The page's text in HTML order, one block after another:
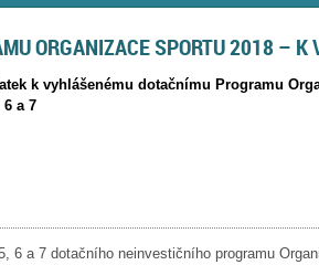
ORGANIZACE SPORTU 2018 –
k vyhlášenému dotačnímu Programu
6 a 7
6 a 7 dotačního neinvestičního programu